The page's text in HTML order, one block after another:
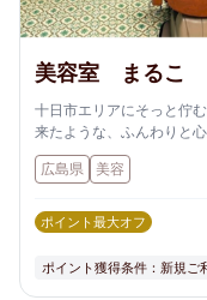
美容室 まるこ
十日市エリアにそっと佇
来たような、ふんわりと
広島県 美容
ポイント最大オフ
ポイント獲得条件：新規ご